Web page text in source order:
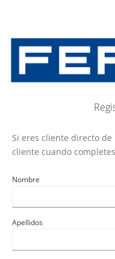
Si eres cliente directo
cliente cuando
Nombre
Apellidos